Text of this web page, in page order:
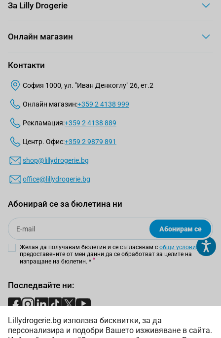
Lillydrogerie.bg използва бисквитки, за да
персонализира и подобри Вашето изживяване в сайта.
За Lilly Drogerie
Онлайн магазин
Контакти
София 1000, ул. "Иван Денкоглу" 26, ет.2
Онлайн магазин:+359 2 4138 999
Рекламация:+359 2 4138 889
Центр. Офис:+359 2 9879 891
shop@lillydrogerie.bg
office@lillydrogerie.bg
Абонирай се за бюлетина ни
Email
Абонирам се
Желая да получавам бюлетин и се съгласявам с общи условия
предоставените от мен данни да се обработват за целите на
изпращане на бюлетин. *
Последвайте ни:
Начини на плащане: